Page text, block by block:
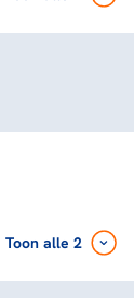
Toon alle 2